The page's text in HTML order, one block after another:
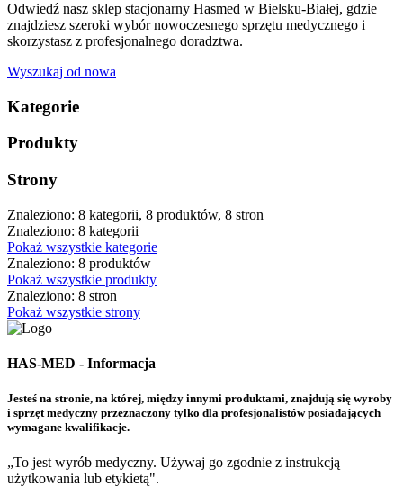
Odwiedź nasz sklep stacjonarny Hasmed w Bielsku-Białej, gdzie
znajdziesz szeroki wybór nowoczesnego sprzętu medycznego i
skorzystasz z profesjonalnego doradztwa.
Wyszukaj od nowa
Kategorie
Produkty
Strony
Znaleziono: 8 kategorii, 8 produktów, 8 stron
Znaleziono: 8 kategorii
Pokaż wszystkie kategorie
Znaleziono: 8 produktów
Pokaż wszystkie produkty
Znaleziono: 8 stron
Pokaż wszystkie strony
HAS-MED - Informacja
Jesteś na stronie, na której, między innymi produktami, znajdują się wyroby
i sprzęt medyczny przeznaczony tylko dla profesjonalistów posiadających
wymagane kwalifikacje.
„To jest wyrób medyczny. Używaj go zgodnie z instrukcją
użytkowania lub etykietą".